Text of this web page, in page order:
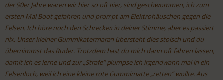
der 90er Jahre waren wir hier so oft hier, sind geschwommen, ich zum
ersten Mal Boot gefahren und prompt am Elektrohäuschen gegen die
Felsen. Ich höre noch den Schrecken in deiner Stimme, aber es passiert
nix. Unser kleiner Gummikatermaran übersteht dies stoisch und du
übernimmst das Ruder. Trotzdem hast du mich dann oft fahren lassen,
damit ich es lerne und zur „Strafe“ plumpse ich irgendwann mal in ein
Felsenloch, weil ich eine kleine rote Gummimatte „retten“ wollte. Aus